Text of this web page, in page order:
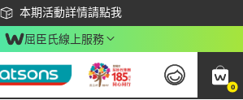
本期活動詳情請點我
下載app最高回饋$350
屈臣氏線上服務
0